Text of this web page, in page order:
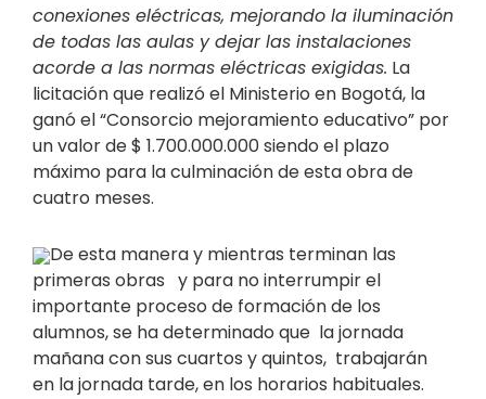
conexiones eléctricas, mejorando la iluminación
de todas las aulas y dejar las instalaciones
acorde a las normas eléctricas exigidas. La
licitación que realizó el Ministerio en Bogotá, la
ganó el “Consorcio mejoramiento educativo” por
un valor de $ 1.700.000.000 siendo el plazo
máximo para la culminación de esta obra de
cuatro meses.
De esta manera y mientras terminan las
primeras obras y para no interrumpir el
importante proceso de formación de los
alumnos, se ha determinado que la jornada
mañana con sus cuartos y quintos, trabajarán
en la jornada tarde, en los horarios habituales.